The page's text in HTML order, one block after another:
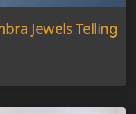
Jewels Telling